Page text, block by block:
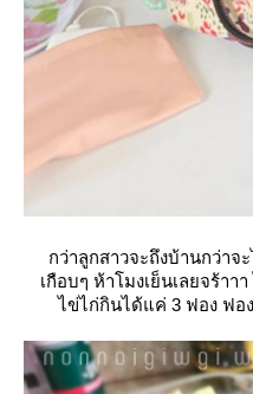
กว่าลูกสาวจะถึงบ้านกว่าจ
เกือบๆ ห้าโมงเย็นเลยจร้าา
ไข่ไก่กินได้แค่ 3 ฟอง ฟอ